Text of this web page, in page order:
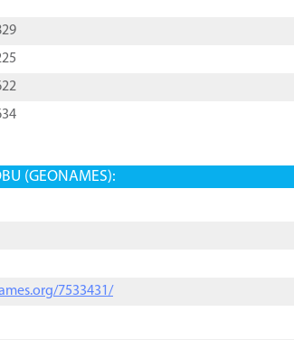
(GEONAMES):
7533431/